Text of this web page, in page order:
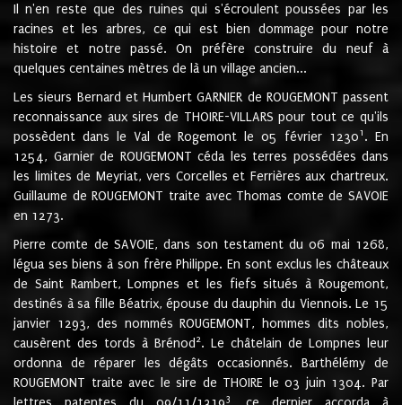
Il n'en reste que des ruines qui s'écroulent poussées par les
racines et les arbres, ce qui est bien dommage pour notre
histoire et notre passé. On préfère construire du neuf à
quelques centaines mètres de là un village ancien...
Les sieurs Bernard et Humbert GARNIER de ROUGEMONT passent
reconnaissance aux sires de THOIRE-VILLARS pour tout ce qu'ils
possèdent dans le Val de Rogemont le 05 février 12301 . En
1254, Garnier de ROUGEMONT céda les terres possédées dans
les limites de Meyriat, vers Corcelles et Ferrières aux chartreux.
Guillaume de ROUGEMONT traite avec Thomas comte de SAVOIE
en 1273.
Pierre comte de SAVOIE, dans son testament du 06 mai 1268,
légua ses biens à son frère Philippe. En sont exclus les châteaux
de Saint Rambert, Lompnes et les fiefs situés à Rougemont,
destinés à sa fille Béatrix, épouse du dauphin du Viennois. Le 15
janvier 1293, des nommés ROUGEMONT, hommes dits nobles,
causèrent des tords à Brénod 2. Le châtelain de Lompnes leur
ordonna de réparer les dégâts occasionnés. Barthélémy de
ROUGEMONT traite avec le sire de THOIRE le 03 juin 1304. Par
3